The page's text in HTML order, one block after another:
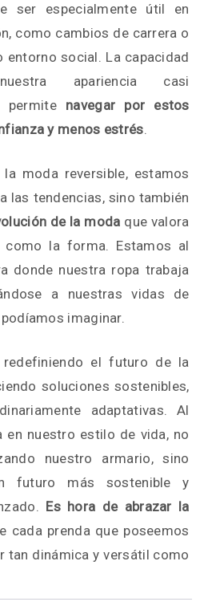
ser especialmente útil en
como cambios de carrera o
entorno social. La capacidad
apariencia casi
permite navegar por estos
y menos estrés.
moda reversible, estamos
las tendencias, sino también
de la moda que valora
la forma. Estamos al
donde nuestra ropa trabaja
a nuestras vidas de
imaginar.
el futuro de la
soluciones sostenibles,
adaptativas. Al
en nuestro estilo de vida, no
nuestro armario, sino
futuro más sostenible y
Es hora de abrazar la
cada prenda que poseemos
tan dinámica y versátil como